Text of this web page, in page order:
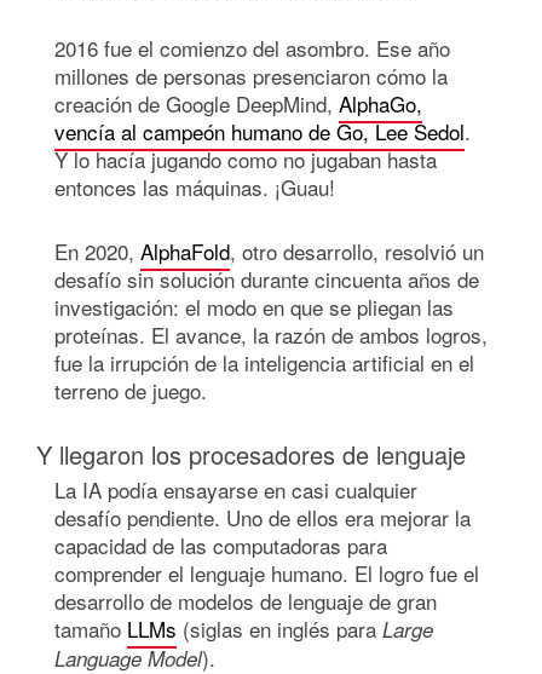
2016 fue el comienzo del asombro. Ese año
millones de personas presenciaron cómo la
creación de Google DeepMind, AlphaGo,
vencía al campeón humano de Go, Lee Sedol.
Y lo hacía jugando como no jugaban hasta
entonces las máquinas. ¡Guau!
En 2020, AlphaFold, otro desarrollo, resolvió un
desafío sin solución durante cincuenta años de
investigación: el modo en que se pliegan las
proteínas. El avance, la razón de ambos logros,
fue la irrupción de la inteligencia artificial en el
terreno de juego.
Y llegaron los procesadores de lenguaje
La IA podía ensayarse en casi cualquier
desafío pendiente. Uno de ellos era mejorar la
capacidad de las computadoras para
comprender el lenguaje humano. El logro fue el
desarrollo de modelos de lenguaje de gran
tamaño LLMs (siglas en inglés para Large
Language Model).